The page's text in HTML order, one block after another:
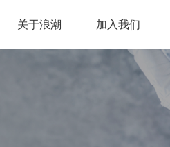
关于浪潮 加入我们